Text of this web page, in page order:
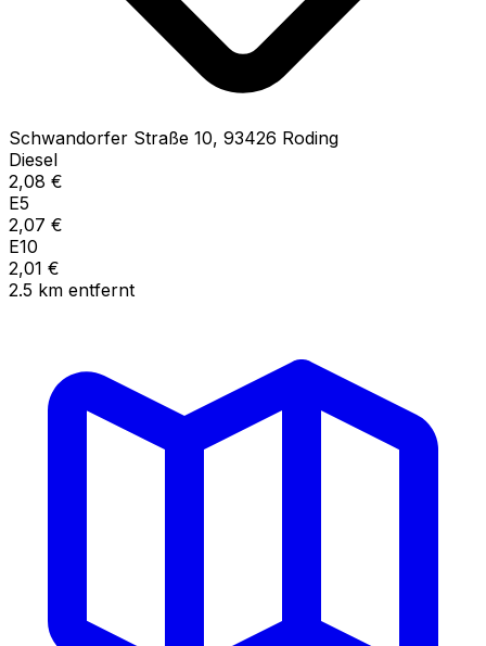
Schwandorfer Straße 10, 93426 Roding
Diesel
2,08 €
E5
2,07 €
E10
2,01 €
2.5 km entfernt